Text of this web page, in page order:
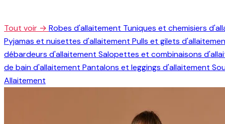
Tout voir → Robes d'allaitement Tuniques et chemisiers
Pyjamas et nuisettes d'allaitement Pulls et gilets
débardeurs d'allaitement Salopettes et combinaisons
de bain d'allaitement Pantalons et leggings d'allaitement
Allaitement